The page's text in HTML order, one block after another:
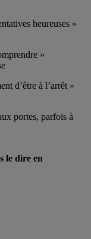
heureuses »
»
d’être à l’arrêt »
portes, parfois à
le dire en